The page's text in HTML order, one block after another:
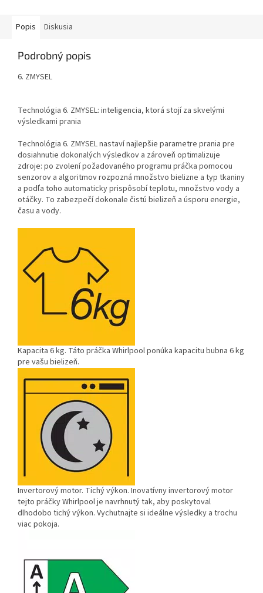
Popis Diskusia
Podrobný popis
6. ZMYSEL
Technológia 6. ZMYSEL: inteligencia, ktorá stojí za skvelými
výsledkami prania
Technológia 6. ZMYSEL nastaví najlepšie parametre prania pre
dosiahnutie dokonalých výsledkov a zároveň optimalizuje
zdroje: po zvolení požadovaného programu práčka pomocou
senzorov a algoritmov rozpozná množstvo bielizne a typ tkaniny
a podľa toho automaticky prispôsobí teplotu, množstvo vody a
otáčky. To zabezpečí dokonale čistú bielizeň a úsporu energie,
času a vody.
Kapacita 6 kg. Táto práčka Whirlpool ponúka kapacitu bubna 6 kg
pre vašu bielizeň.
Invertorový motor. Tichý výkon. Inovatívny invertorový motor
tejto práčky Whirlpool je navrhnutý tak, aby poskytoval
dlhodobo tichý výkon. Vychutnajte si ideálne výsledky a trochu
viac pokoja.